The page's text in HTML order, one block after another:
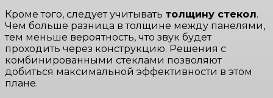
Кроме того, следует учитывать толщину стекол.
Чем больше разница в толщине между панелями,
тем меньше вероятность, что звук будет
проходить через конструкцию. Решения с
комбинированными стеклами позволяют
добиться максимальной эффективности в этом
плане.